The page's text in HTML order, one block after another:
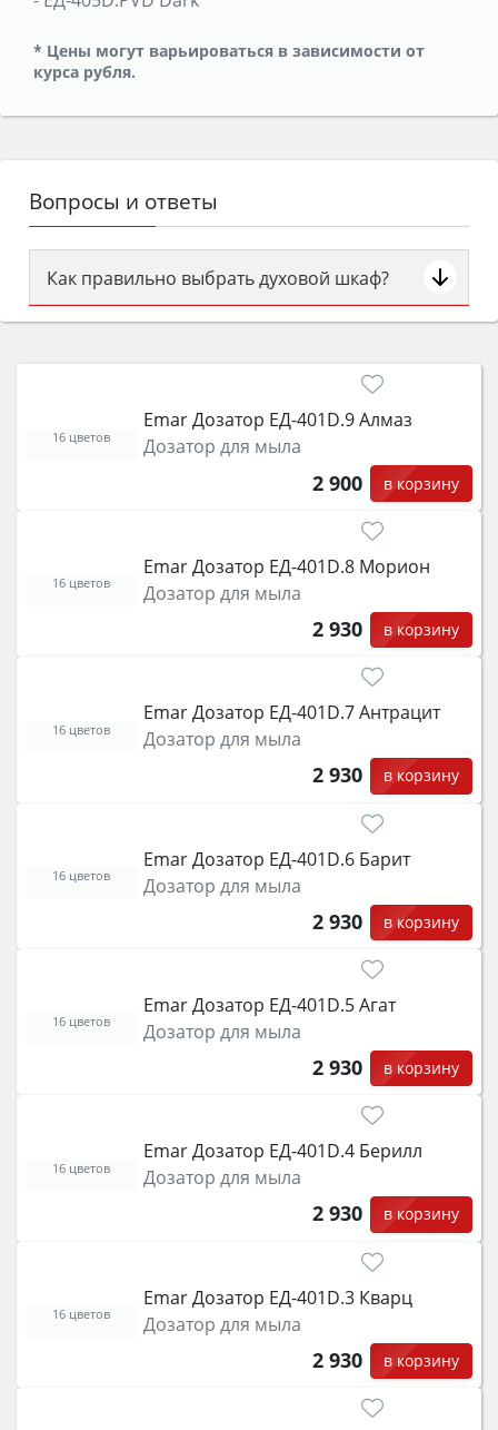
* Цены могут варьироваться в зависимости от
курса рубля.
Вопросы и ответы
Как правильно выбрать духовой шкаф?
Сначала определитесь с типом (газовый или
затем смотрите на объём 50–70 л для семьи,
функции (конвекция, гриль, самоочистка,
защита от детей).
Emar Дозатор ЕД-401D.9 Алмаз
Дозатор для мыла
2 900 в корзину
16 цветов
Emar Дозатор ЕД-401D.8 Морион
Дозатор для мыла
2 930 в корзину
16 цветов
Emar Дозатор ЕД-401D.7 Антрацит
Дозатор для мыла
2 930 в корзину
16 цветов
Emar Дозатор ЕД-401D.6 Барит
Дозатор для мыла
2 930 в корзину
16 цветов
Emar Дозатор ЕД-401D.5 Агат
Дозатор для мыла
2 930 в корзину
16 цветов
Emar Дозатор ЕД-401D.4 Берилл
Дозатор для мыла
2 930 в корзину
16 цветов
Emar Дозатор ЕД-401D.3 Кварц
Дозатор для мыла
2 930 в корзину
16 цветов